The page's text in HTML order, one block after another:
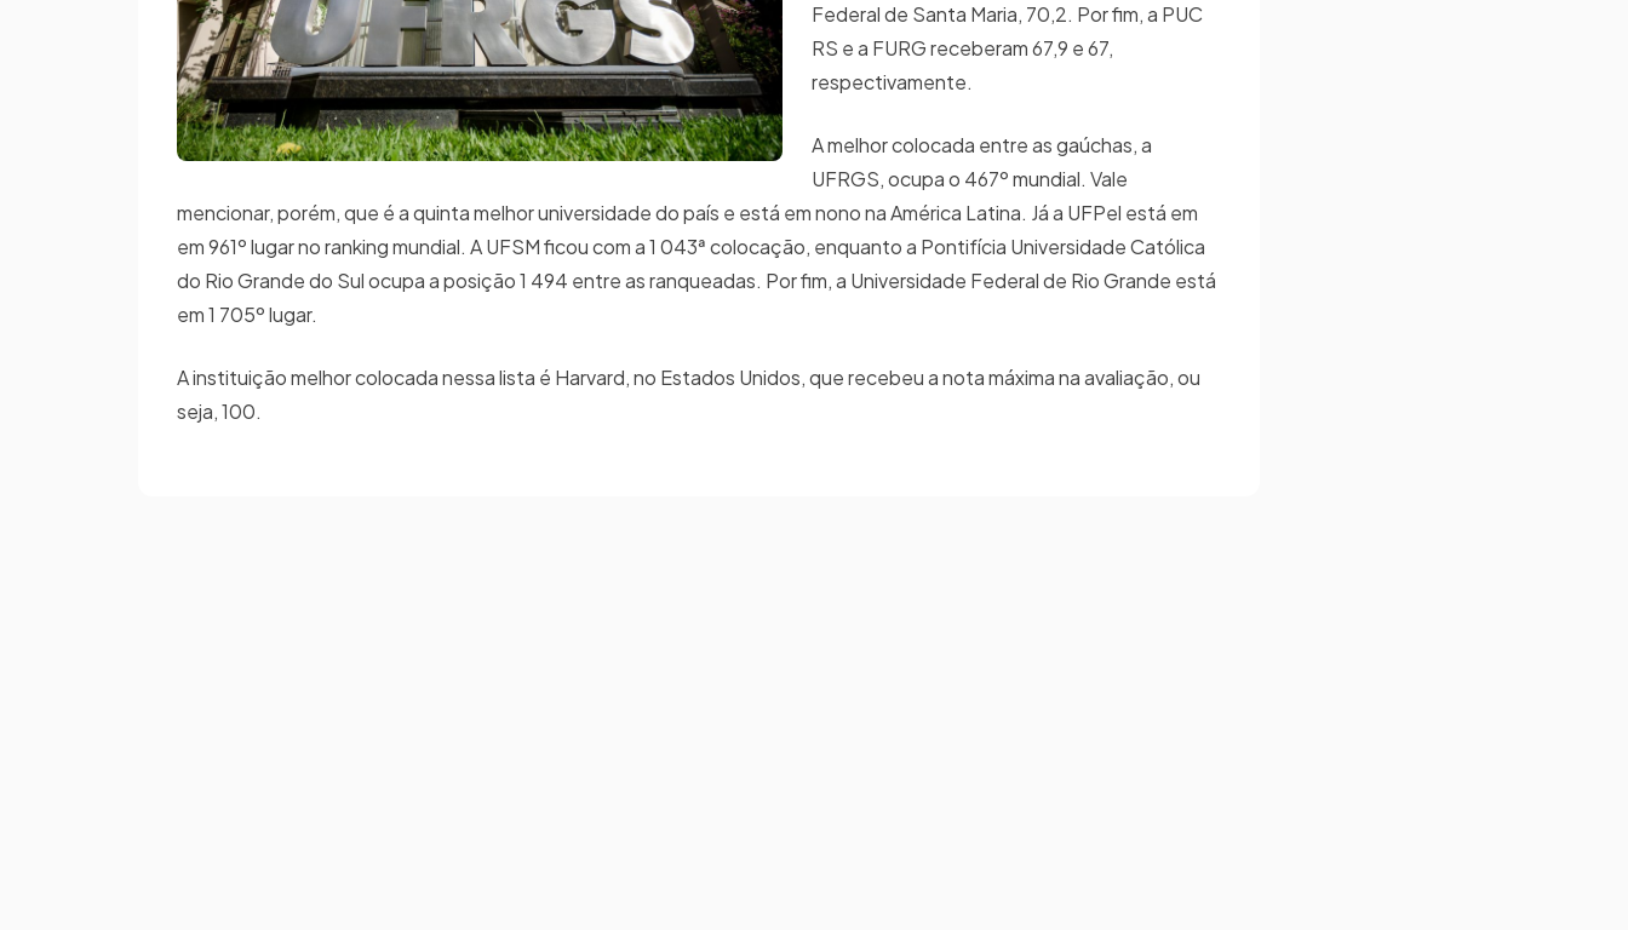
Federal de Santa Maria, 70,2. Por fim, a PUC
RS e a FURG receberam 67,9 e 67,
respectivamente.
A melhor colocada entre as gaúchas, a
UFRGS, ocupa o 467º mundial. Vale
mencionar, porém, que é a quinta melhor universidade do país e está em nono na América Latina. Já a UFPel está em
em 961º lugar no ranking mundial. A UFSM ficou com a 1 043ª colocação, enquanto a Pontifícia Universidade Católica
do Rio Grande do Sul ocupa a posição 1 494 entre as ranqueadas. Por fim, a Universidade Federal de Rio Grande está
em 1 705º lugar.
A instituição melhor colocada nessa lista é Harvard, no Estados Unidos, que recebeu a nota máxima na avaliação, ou
seja, 100.